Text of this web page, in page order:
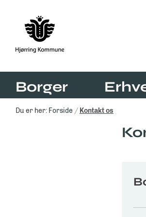
Borger
Du er her: Forside Kontakt os